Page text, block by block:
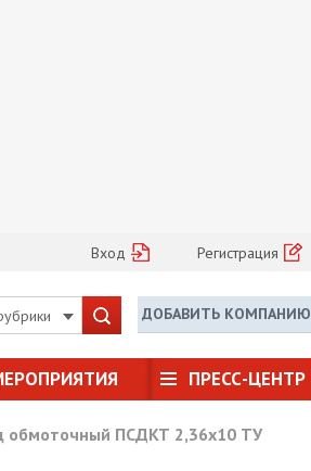
Вход Регистрация
ДОБАВИТЬ КОМПАНИЮ
ПРЕСС-ЦЕНТР
обмоточный ПСДКТ 2,36х10 ТУ